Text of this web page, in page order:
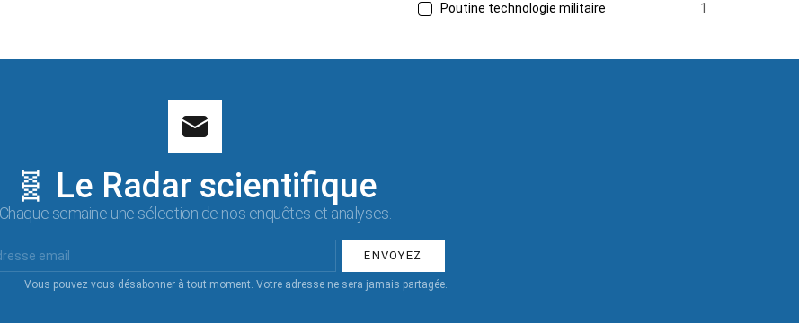
Poutine technologie militaire
1
🧬 Le Radar scientifique
Chaque semaine une sélection de nos enquêtes et analyses.
Vous pouvez vous désabonner à tout moment. Votre adresse ne sera jamais partagée.